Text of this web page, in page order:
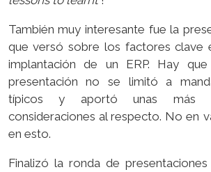
También muy interesante fue la
que versó sobre los factores clave
implantación de un ERP. Hay
presentación no se limitó a
típicos y aportó unas más
consideraciones al respecto. No en
en esto.
Finalizó la ronda de